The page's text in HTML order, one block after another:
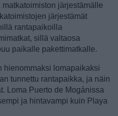
järjestämälle
järjestämät
rantapaikoilla
sillä valtaosa
paikalle pakettimatkalle.
hienommaksi lomapaikaksi
tunnettu rantapaikka, ja näin
Loma Puerto de Mogánissa
ja hintavampi kuin Playa